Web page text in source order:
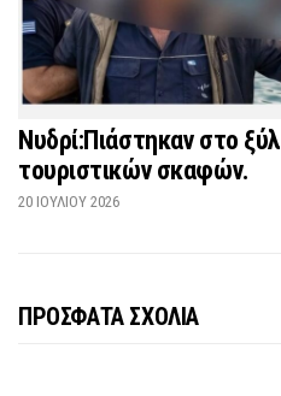
Νυδρί:Πιάστηκαν στο
τουριστικών σκαφών.
20 ΙΟΥΛΊΟΥ 2026
ΠΡΟΣΦΑΤΑ ΣΧΟΛΙΑ